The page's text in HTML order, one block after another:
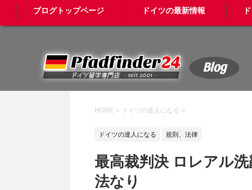
ブログトップページ ドイツの最新情報
Blog
HOME > ドイツの達人になる >
ドイツの達人になる 規則、法律
最高裁判決 ロレアル
法なり